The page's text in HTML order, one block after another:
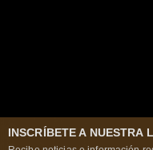
INSCRÍBETE A NUESTRA